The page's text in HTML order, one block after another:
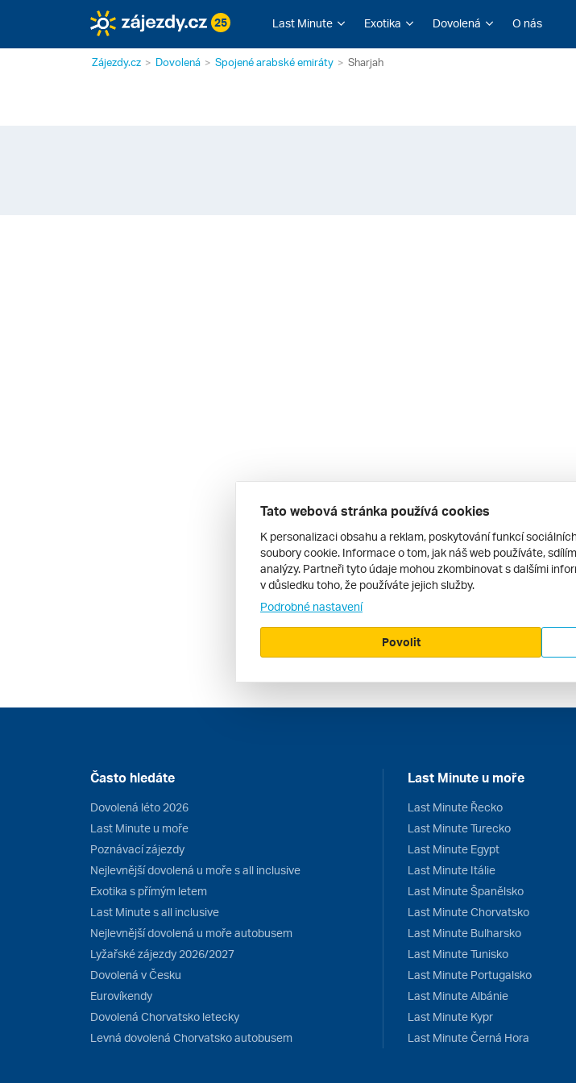
25 Last Minute Exotika Dovolená O nás
Zájezdy.cz Dovolená Spojené arabské emiráty Sharjah
Často hledáte
Dovolená léto 2026
Last Minute u moře
Poznávací zájezdy
Nejlevnější dovolená u moře s all inclusive
Exotika s přímým letem
Last Minute s all inclusive
Nejlevnější dovolená u moře autobusem
Lyžařské zájezdy 2026/2027
Dovolená v Česku
Eurovíkendy
Dovolená Chorvatsko letecky
Levná dovolená Chorvatsko autobusem
Last Minute u moře
Last Minute Řecko
Last Minute Turecko
Last Minute Egypt
Last Minute Itálie
Last Minute Španělsko
Last Minute Chorvatsko
Last Minute Bulharsko
Last Minute Tunisko
Last Minute Portugalsko
Last Minute Albánie
Last Minute Kypr
Last Minute Černá Hora
Tato webová stránka používá cookies
K personalizaci obsahu a reklam, poskytování funkcí
soubory cookie. Informace o tom, jak náš web používáte,
analýzy. Partneři tyto údaje mohou zkombinovat s dalšími
v důsledku toho, že používáte jejich služby.
Podrobné nastavení
Povolit